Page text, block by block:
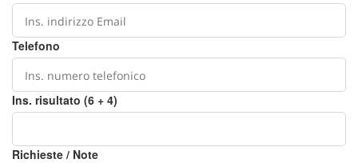
Telefono
Ins. risultato (6 + 4)
Richieste / Note